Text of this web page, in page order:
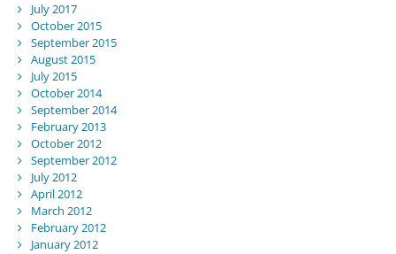
July 2017
October 2015
September 2015
August 2015
July 2015
October 2014
September 2014
February 2013
October 2012
September 2012
July 2012
April 2012
March 2012
February 2012
January 2012